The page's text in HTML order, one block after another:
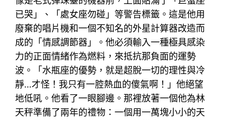
已哭」、「處女座勿碰」等警告標籤。這是他用
廢棄的唱片機和一個不知名的外星計算器改造而
成的「情感調節器」。他必須輸入一種極具感染
力的正面情緒作為燃料，來抵抗那負面的運勢
波。「水瓶座的優勢，就是超脫一切的理性與冷
靜…才怪！我只有一腔熱血的傻氣啊！」他絕望
地低吼。他看了一眼腳邊。那裡放著一個他為林
天秤準備了兩年的禮物：一個用一萬塊小小的天